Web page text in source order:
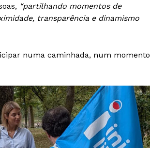
Institucional
Artigos
Edição Digital
Europa
“partilhando momentos de
transparência e dinamismo
numa caminhada, num momento